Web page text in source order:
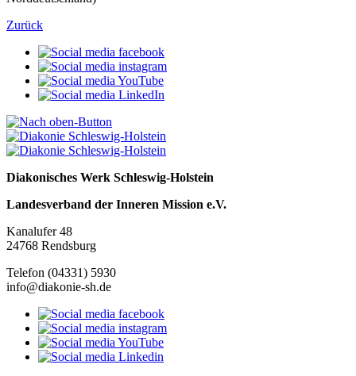
Zurück
Diakonisches Werk Schleswig-Holstein
Landesverband der Inneren Mission e.V.
Kanalufer 48
24768 Rendsburg
Telefon (04331) 5930
info@diakonie-sh.de